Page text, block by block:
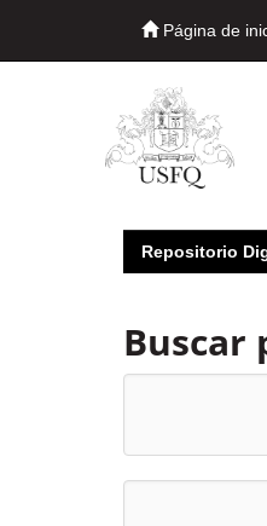
Página de
Repositorio
Buscar